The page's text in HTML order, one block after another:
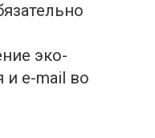
эко-
и e-mail во